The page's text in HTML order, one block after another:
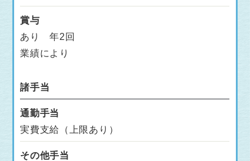
賞与
あり 年2回
業績により
諸手当
通勤手当
実費支給（上限あり）
その他手当